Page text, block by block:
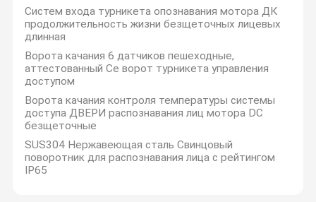
Систем входа турникета опознавания мотора ДК
продолжительность жизни безщеточных лицевых
длинная
Ворота качания 6 датчиков пешеходные,
аттестованный Се ворот турникета управления
доступом
Ворота качания контроля температуры системы
доступа ДВЕРИ распознавания лиц мотора DC
безщеточные
SUS304 Нержавеющая сталь Свинцовый
поворотник для распознавания лица с рейтингом
IP65